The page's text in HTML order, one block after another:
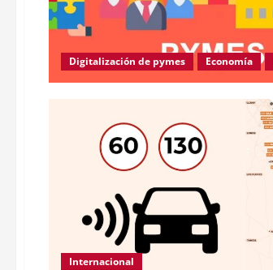
Digitalización de pymes Economía
Internacional